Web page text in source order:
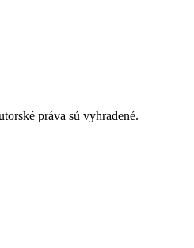
práva sú vyhradené.